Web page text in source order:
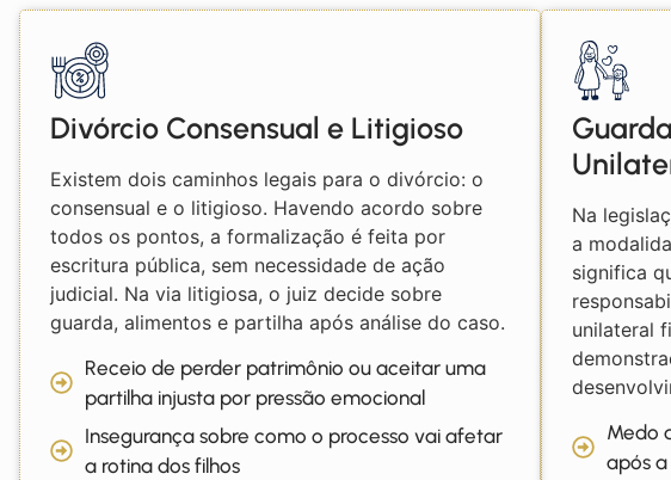
Divórcio Consensual e Litigioso
Existem dois caminhos legais para o divórcio: o
consensual e o litigioso. Havendo acordo sobre
todos os pontos, a formalização é feita por
escritura pública, sem necessidade de ação
judicial. Na via litigiosa, o juiz decide sobre
guarda, alimentos e partilha após análise do caso.
Receio de perder patrimônio ou aceitar uma
partilha injusta por pressão emocional
Insegurança sobre como o processo vai afetar
a rotina dos filhos
Na
a
significa
unilateral
Medo
após